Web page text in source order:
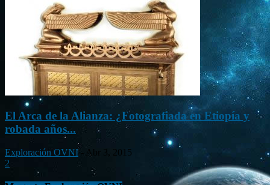
El Arca de la Alianza: ¿Fotografiada en Etiopía y
robada años...
Exploración OVNI - Abr 3, 2015
2